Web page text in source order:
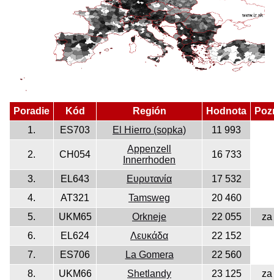
Poradie Kód Región Hodnota
1.
ES703 El Hierro (sopka) 11 993
2. CH054
Appenzell
Innerrhoden
16 733
3. EL643 Ευρυτανία
17 532
4.
AT321 Tamsweg
20 460
5.
UKM65 Orkneje 22 055
za
6.
EL624 Λευκάδα
22 152
7.
ES706 La Gomera
22 560
8.
UKM66 Shetlandy 23 125
za